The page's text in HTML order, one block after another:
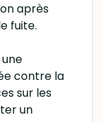
après
fuite.
contre la
sur les
un